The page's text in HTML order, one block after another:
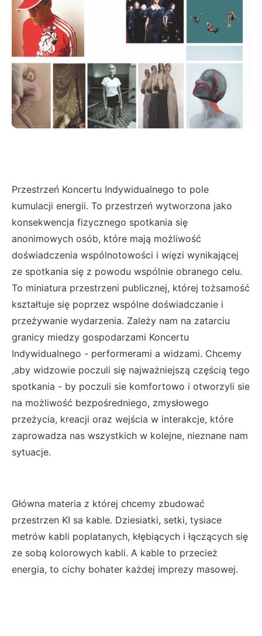
Przestrzeń Koncertu Indywidualnego to pole
kumulacji energii. To przestrzeń wytworzona jako
konsekwencja fizycznego spotkania się
anonimowych osób, które mają możliwość
doświadczenia wspólnotowości i więzi wynikającej
ze spotkania się z powodu wspólnie obranego celu.
To miniatura przestrzeni publicznej, której tożsamość
kształtuje się poprzez wspólne doświadczanie i
przeżywanie wydarzenia. Zależy nam na zatarciu
granicy miedzy gospodarzami Koncertu
Indywidualnego - performerami a widzami. Chcemy
,aby widzowie poczuli się najważniejszą częścią tego
spotkania - by poczuli sie komfortowo i otworzyli sie
na możliwość bezpośredniego, zmysłowego
przeżycia, kreacji oraz wejścia w interakcje, które
zaprowadza nas wszystkich w kolejne, nieznane nam
sytuacje.
Główna materia z której chcemy zbudować
przestrzen KI sa kable. Dziesiatki, setki, tysiace
metrów kabli poplatanych, kłębiących i łączących się
ze sobą kolorowych kabli. A kable to przecież
energia, to cichy bohater każdej imprezy masowej.